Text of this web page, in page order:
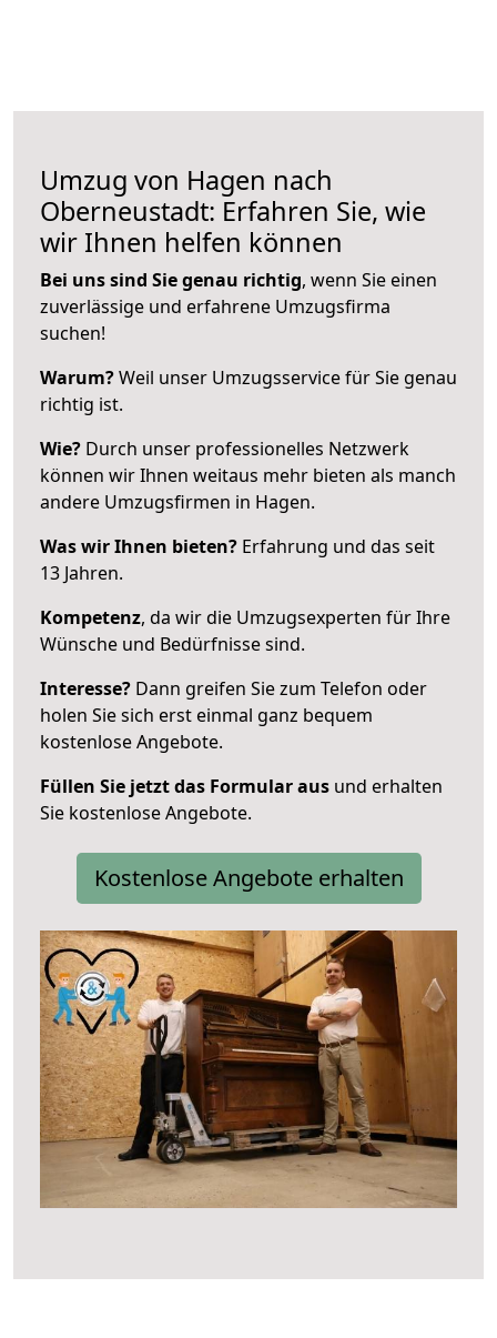
Umzug von Hagen nach
Oberneustadt: Erfahren Sie, wie
wir Ihnen helfen können
Bei uns sind Sie genau richtig, wenn Sie einen
zuverlässige und erfahrene Umzugsfirma
suchen!
Warum?Weil unser Umzugsservice für Sie genau
richtig ist.
Wie? Durch unser professionelles Netzwerk
können wir Ihnen weitaus mehr bieten als manch
andere Umzugsfirmen in Hagen.
Was wir Ihnen bieten? Erfahrung und das seit
13 Jahren.
Kompetenz, da wir die Umzugsexperten für Ihre
Wünsche und Bedürfnisse sind.
Interesse? Dann greifen Sie zum Telefon oder
holen Sie sich erst einmal ganz bequem
kostenlose Angebote.
Füllen Sie jetzt das Formular aus und erhalten
Sie kostenlose Angebote.
Kostenlose Angebote erhalten